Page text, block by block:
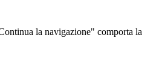
la navigazione" comporta la